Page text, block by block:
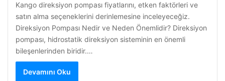
Kango direksiyon pompası fiyatlarını, etken faktörleri ve
satın alma seçeneklerini derinlemesine inceleyeceğiz.
Direksiyon Pompası Nedir ve Neden Önemlidir? Direksiyon
pompası, hidrostatik direksiyon sisteminin en önemli
bileşenlerinden biridir.…
Devamını Oku